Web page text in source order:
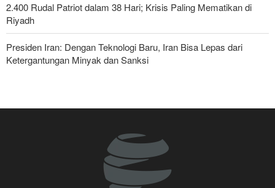
2.400 Rudal Patriot dalam 38 Hari; Krisis Paling Mematikan di
Riyadh
Presiden Iran: Dengan Teknologi Baru, Iran Bisa Lepas dari
Ketergantungan Minyak dan Sanksi
Bantuan Obat-obatan dari 11 Negara untuk Iran di Masa Perang
Yahya Saree: Operasi Khusus di Al-Mokha—Puluhan Pasukan